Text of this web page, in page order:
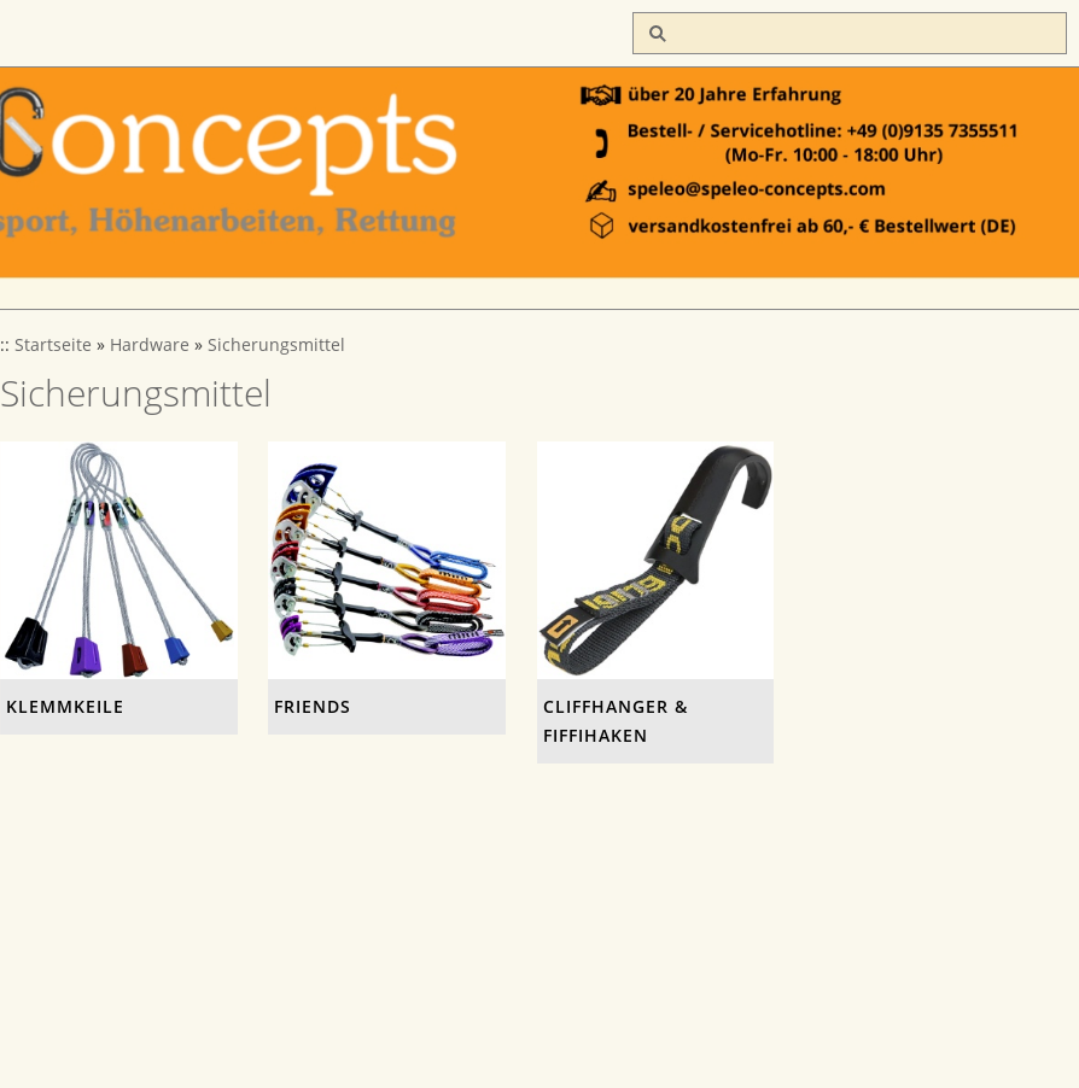
:: Startseite » Hardware » Sicherungsmittel
Sicherungsmittel
KLEMMKEILE FRIENDS
CLIFFHANGER &
FIFFIHAKEN